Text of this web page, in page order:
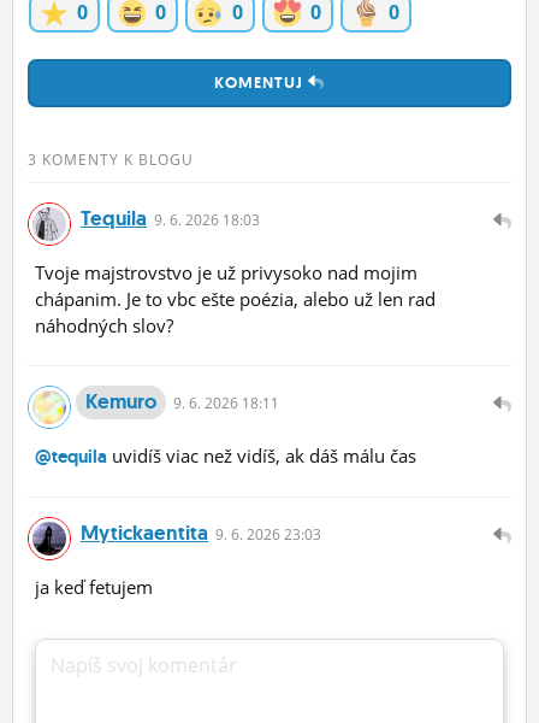
0 0 0 0 0
KOMENTUJ
3 KOMENTY K BLOGU
Tequila 9. 6. 2026 18:03
Tvoje majstrovstvo je už privysoko nad mojim
chápanim. Je to vbc ešte poézia, alebo už len rad
náhodných slov?
Kemuro 9. 6. 2026 18:11
@tequila uvidíš viac než vidíš, ak dáš málu čas
Mytickaentita 9. 6. 2026 23:03
ja keď fetujem
Napíš svoj komentár